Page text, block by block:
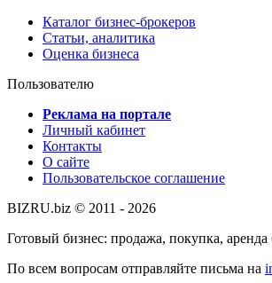
Каталог бизнес-брокеров
Статьи, аналитика
Оценка бизнеса
Пользователю
Реклама на портале
Личный кабинет
Контакты
О сайте
Пользовательское соглашение
BIZRU.biz © 2011 - 2026
Готовый бизнес: продажа, покупка,
По всем вопросам отправляйте письма на